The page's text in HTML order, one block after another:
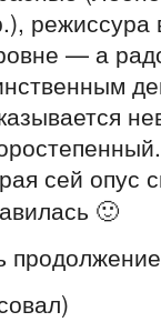
режиссура
— а
сей опус
🙂